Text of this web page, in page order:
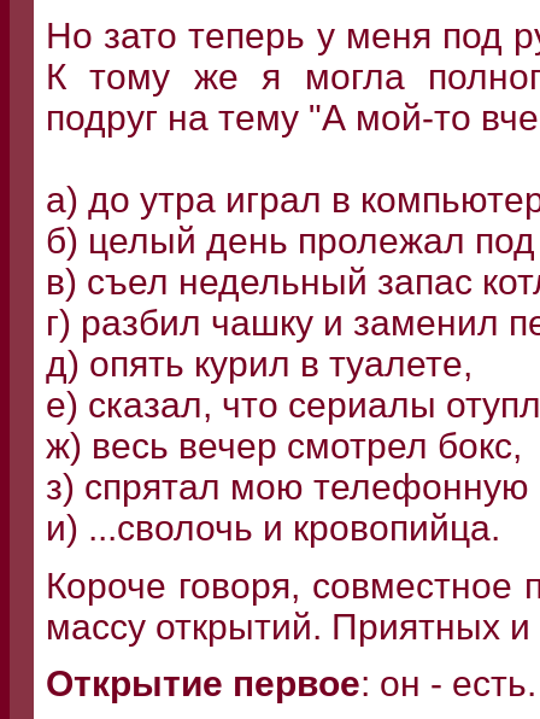
Но зато теперь у меня под
К тому же я могла
подруг на тему "А мой-то
а) до утра играл в
б) целый день пролежал
в) съел недельный запас
г) разбил чашку и заменил
д) опять курил в туалете,
е) сказал, что сериалы
ж) весь вечер смотрел бокс,
з) спрятал мою телефонную
и) ...сволочь и кровопийца.
Короче говоря,
массу открытий. Приятных и
Открытие первое: он - есть.